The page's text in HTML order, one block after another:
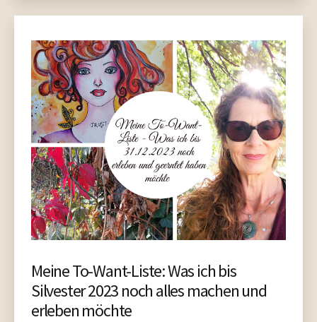
Meine To-Want-Liste: Was ich bis
Silvester 2023 noch alles machen und
erleben möchte